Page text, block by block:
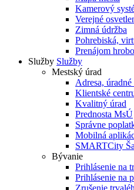
Kamerový
Verejné
Zimná údržba
Pohrebiská,
Prenájom
Služby Služby
Mestský úrad
Adresa,
Klientské
Kvalitný úrad
Prednosta MsÚ
Správne
Mobilná
SMARTCity
Bývanie
Prihlásenie na
Prihlásenie na
Zrušenie